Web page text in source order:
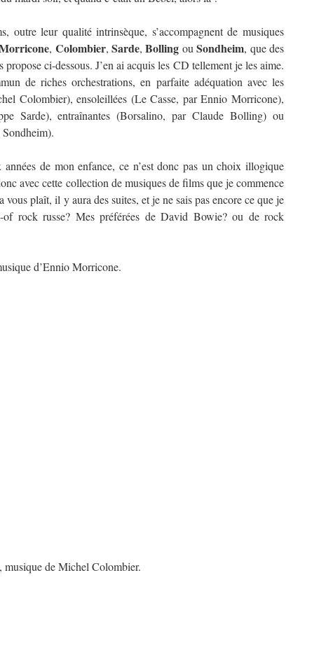
outre leur qualité intrinsèque, s’accompagnent de musiques
, Colombier, Sarde,Bolling ouSondheim, que des
ci-dessous. J’en ai acquis les CD tellement je les aime.
de riches orchestrations, en parfaite adéquation avec les
Colombier), ensoleillées (Le Casse, par Ennio Morricone),
Sarde), entraînantes (Borsalino, par Claude Bolling) ou
de mon enfance, ce n’est donc pas un choix illogique
avec cette collection de musiques de films que je commence
vous plaît, il y aura des suites, et je ne sais pas encore ce que je
rock russe? Mes préférées de David Bowie? ou de rock
d’Ennio Morricone.
de Michel Colombier.